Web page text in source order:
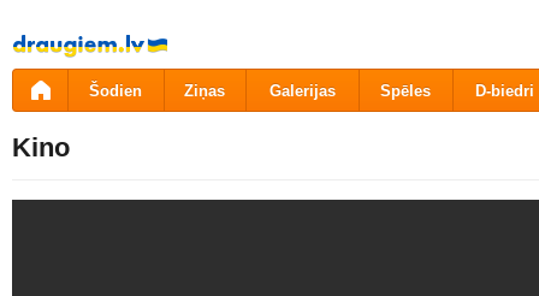
Pāriet
uz
saturu
Šodien Ziņas Galerijas Spēles D-biedri
Kino